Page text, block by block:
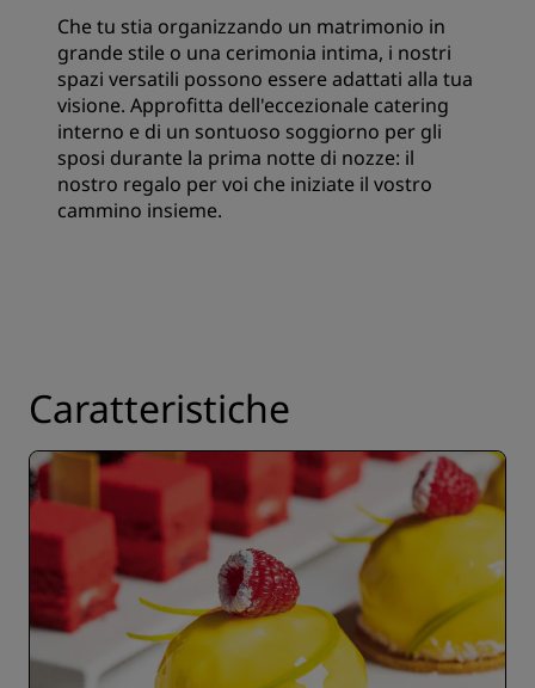
Che tu stia organizzando un matrimonio in
grande stile o una cerimonia intima, i nostri
spazi versatili possono essere adattati alla tua
visione. Approfitta dell'eccezionale catering
interno e di un sontuoso soggiorno per gli
sposi durante la prima notte di nozze: il
nostro regalo per voi che iniziate il vostro
cammino insieme.
Caratteristiche